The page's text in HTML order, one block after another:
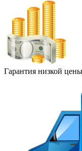
Гарантия низкой цены